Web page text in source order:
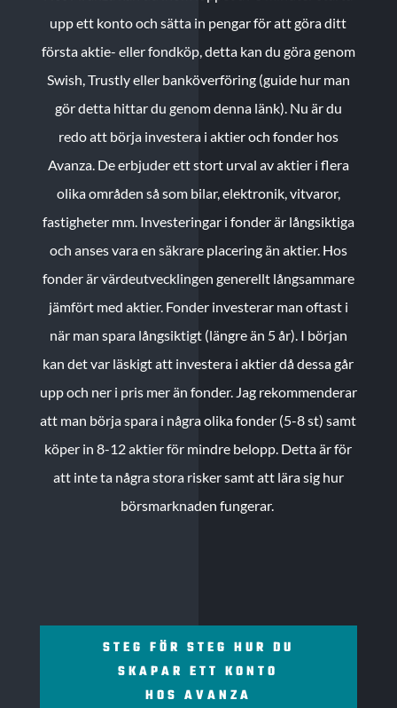
upp ett konto och sätta in pengar för att göra ditt
första aktie- eller fondköp, detta kan du göra genom
Swish, Trustly eller banköverföring (guide hur man
gör detta hittar du genom denna länk). Nu är du
redo att börja investera i aktier och fonder hos
Avanza. De erbjuder ett stort urval av aktier i flera
olika områden så som bilar, elektronik, vitvaror,
fastigheter mm. Investeringar i fonder är långsiktiga
och anses vara en säkrare placering än aktier. Hos
fonder är värdeutvecklingen generellt långsammare
jämfört med aktier. Fonder investerar man oftast i
när man spara långsiktigt (längre än 5 år). I början
kan det var läskigt att investera i aktier då dessa går
upp och ner i pris mer än fonder. Jag rekommenderar
att man börja spara i några olika fonder (5-8 st) samt
köper in 8-12 aktier för mindre belopp. Detta är för
att inte ta några stora risker samt att lära sig hur
börsmarknaden fungerar.
STEG FÖR STEG HUR DU
SKAPAR ETT KONTO
HOS AVANZA